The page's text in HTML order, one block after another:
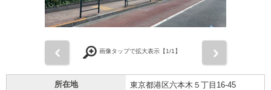
画像タップで拡大表示【1/1】
所在地 東京都港区六本木５丁目16-45